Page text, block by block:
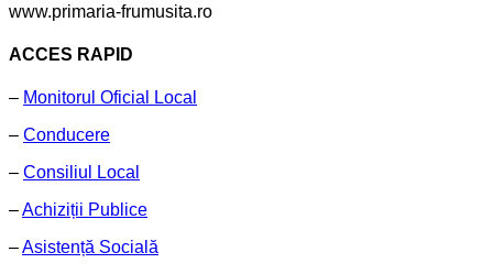
www.primaria-frumusita.ro
ACCES RAPID
– Monitorul Oficial Local
– Conducere
– Consiliul Local
–Achiziții Publice
–Asistență Socială